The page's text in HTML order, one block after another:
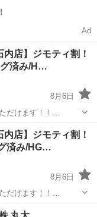
Ad
内店】ジモティ割！
グ済み/H…
8月6日
だけます！！
https://jmty.jp/profiles/639922827fb74d2e84221f68/articles ...
イ
内店】ジモティ割！
済み/HG…
8月6日
だけます！！
https://jmty.jp/profiles/639922827fb74d2e84221f68/articles ...
イ